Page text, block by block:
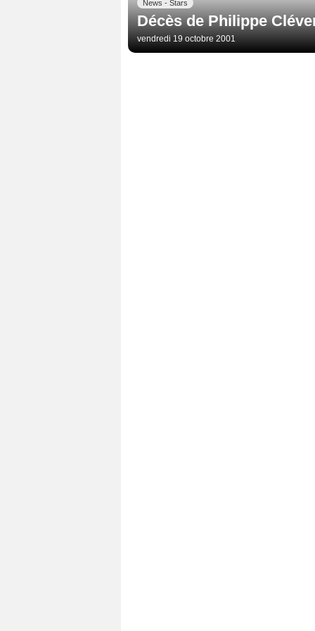
News - Stars
Décès de Philippe
vendredi 19 octobre 2001